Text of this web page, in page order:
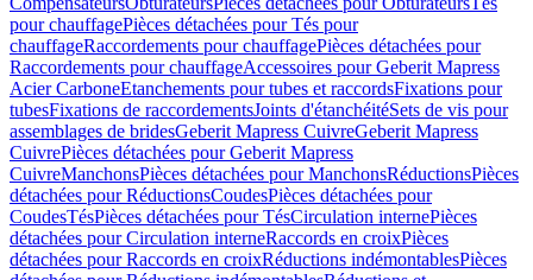
pour chauffagePièces détachées pour Tés pour
chauffageRaccordements pour chauffagePièces détachées pour
Raccordements pour chauffageAccessoires pour Geberit Mapress
Acier CarboneEtanchements pour tubes et raccordsFixations pour
tubesFixations de raccordementsJoints d'étanchéitéSets de vis pour
assemblages de bridesGeberit Mapress CuivreGeberit Mapress
CuivrePièces détachées pour Geberit Mapress
CuivreManchonsPièces détachées pour ManchonsRéductionsPièces
détachées pour RéductionsCoudesPièces détachées pour
CoudesTésPièces détachées pour TésCirculation internePièces
détachées pour Circulation interneRaccords en croixPièces
détachées pour Raccords en croixRéductions indémontablesPièces